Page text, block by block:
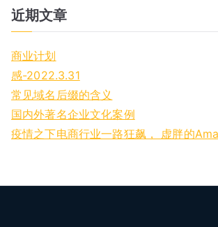
近期文章
商业计划
感-2022.3.31
常见域名后缀的含义
国内外著名企业文化案例
疫情之下电商行业一路狂飙， 虚胖的